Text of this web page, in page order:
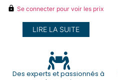
Se connecter pour voir les prix
LIRE LA SUITE
Des experts et passionnés à